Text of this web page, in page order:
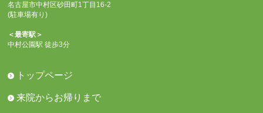
名古屋市中村区砂田町1丁目16-2
(駐車場有り)
＜最寄駅＞
中村公園駅 徒歩3分
トップページ
来院からお帰りまで